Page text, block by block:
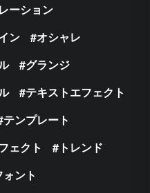
ーション
ン
オシャレ
グランジ
テキストエフェクト
テンプレート
ェクト
トレンド
ォント